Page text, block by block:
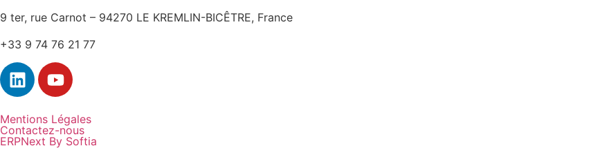
9 ter, rue Carnot – 94270 LE KREMLIN-BICÊTRE, France
+33 9 74 76 21 77
Mentions Légales
Contactez-nous
ERPNext By Softia